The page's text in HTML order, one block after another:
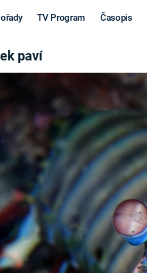
TV Program Časopis
EPIDEMIE A
PANDEMIE
STAROVĚKÝ EGYPT
Výročí
paví